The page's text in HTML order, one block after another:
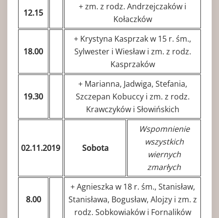
12.15
+ zm. z rodz. Andrzejczaków i
Kołaczków
18.00
+ Krystyna Kasprzak w 15 r. śm.,
Sylwester i Wiesław i zm. z rodz.
Kasprzaków
19.30
+ Marianna, Jadwiga, Stefania,
Szczepan Kobuccy i zm. z rodz.
Krawczyków i Słowińskich
02.11.2019 Sobota
Wspomnienie
wszystkich
wiernych
zmarłych
8.00
+ Agnieszka w 18 r. śm., Stanisław,
Stanisława, Bogusław, Alojzy i zm. z
rodz. Sobkowiaków i Fornalików